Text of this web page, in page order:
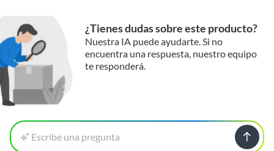
¿Tienes dudas sobre este producto?
Nuestra IA puede ayudarte. Si no
encuentra una respuesta, nuestro equipo
te responderá.
Escribe una pregunta